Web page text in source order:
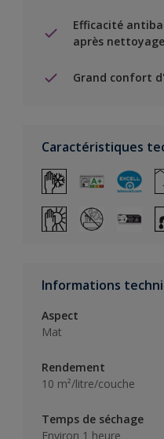
Efficacité
après
Grand confort
Caractéristiques
Informations
Aspect
Mat
Rendement
10 m²/litre/couche
Temps de séchage
Environ 1 heure